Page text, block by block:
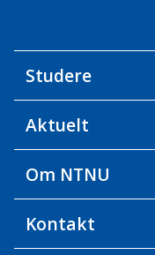
Studere
Aktuelt
Om NTNU
Kontakt